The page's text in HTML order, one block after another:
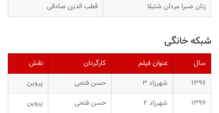
زنان صبرا مردان شتیلا
قطب الدین صادقی
شبکه خانگی
سال عنوان فیلم کارگردان
نقش
۱۳۹۶
شهرزاد ۳ حسن فتحی
پروین
۱۳۹۶
شهرزاد ۲ حسن فتحی
پروین